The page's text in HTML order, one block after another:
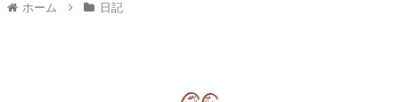
ホーム 日記